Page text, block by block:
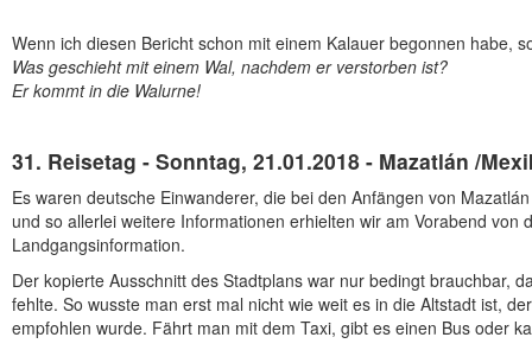
Wenn ich diesen Bericht schon mit einem Kalauer begonnen habe,
Was geschieht mit einem Wal, nachdem er verstorben ist?
Er kommt in die Walurne!
31. Reisetag - Sonntag, 21.01.2018 - Mazatlán /
Es waren deutsche Einwanderer, die bei den Anfängen von
und so allerlei weitere Informationen erhielten wir am Vorabend von
Landgangsinformation.
Der kopierte Ausschnitt des Stadtplans war nur bedingt brauchbar,
fehlte. So wusste man erst mal nicht wie weit es in die Altstadt ist,
empfohlen wurde. Fährt man mit dem Taxi, gibt es einen Bus oder